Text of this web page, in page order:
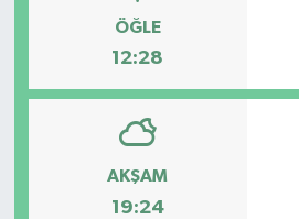
ÖĞLE
12:28
AKŞAM
19:24
Gömeç
Havran
İvrindi